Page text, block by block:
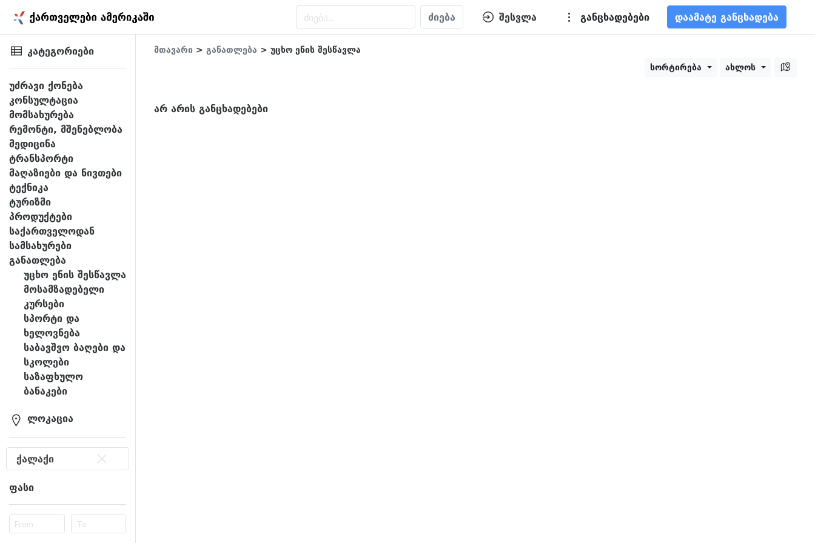
ძიება შესვლა განცხადებები დაამატე განცხადება
კატეგორიები
უძრავი ქონება
კონსულტაცია
მომსახურება
რემონტი, მშენებლობა
მედიცინა
ტრანსპორტი
მაღაზიები და ნივთები
ტექნიკა
ტურიზმი
პროდუქტები
საქართველოდან
სამსახურები
განათლება
უცხო ენის შესწავლა
მოსამზადებელი
კურსები
სპორტი და
ხელოვნება
საბავშვო ბაღები და
სკოლები
საზაფხულო
ბანაკები
ლოკაცია
ქალაქი
ფასი
მთავარი > განათლება > უცხო ენის შესწავლა
სორტირება
ახლოს
არ არის განცხადებები